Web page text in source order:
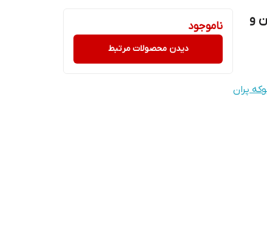
و
پران
ناموجود
دیدن محصولات مرتبط